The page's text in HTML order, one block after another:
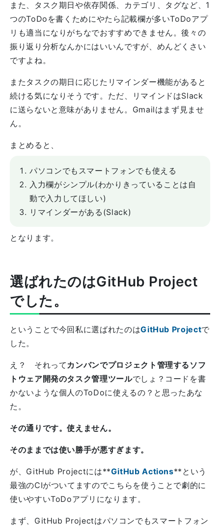
また、タスク期日や依存関係、カテゴリ、タグなど、1
つのToDoを書くためにやたら記載欄が多いToDoアプ
リも適当になりがちなでおすすめできません。後々の
振り返り分析なんかにはいいんですが、めんどくさい
ですよね。
またタスクの期日に応じたリマインダー機能があると
続ける気になりそうです。ただ、リマインドはSlack
に送らないと意味がありません。Gmailはまず見ませ
ん。
まとめると、
パソコンでもスマートフォンでも使える
入力欄がシンプル(わかりきっていることは自
動で入力してほしい)
リマインダーがある(Slack)
となります。
選ばれたのはGitHub Project
でした。
ということで今回私に選ばれたのはGitHub Projectで
した。
え？ それってカンバンでプロジェクト管理するソフ
トウェア開発のタスク管理ツールでしょ？コードを書
かないような個人のToDoに使えるの？と思ったあな
た。
その通りです。使えません。
そのままでは使い勝手が悪すぎます。
が、GitHub Projectには**GitHub Actions**という
最強のCIがついてますのでこちらを使うことで劇的に
使いやすいToDoアプリになります。
まず、GitHub Projectはパソコンでもスマートフォン